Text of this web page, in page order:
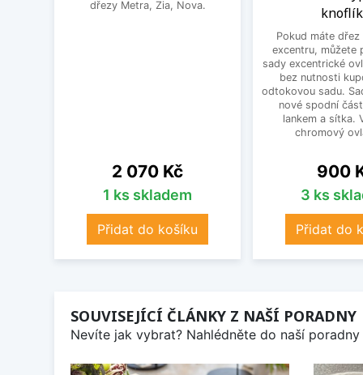
dřezy Metra, Zia, Nova.
Cena
2 070 Kč
1 ks skladem
Přidat do košíku
Pokud máte dřez
excentru, můžete
sady excentrické
bez nutnosti
odtokovou sadu.
nové spodní
lankem a sítka.
chromový
Cena
900
3 ks
Přidat do
SOUVISEJÍCÍ ČLÁNKY Z NAŠÍ PORADNY
Nevíte jak vybrat? Nahlédněte do naší